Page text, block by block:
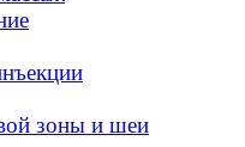
зоны и шеи